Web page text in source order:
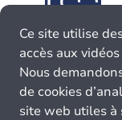
Ce site utilise
accès aux vidéos
Nous
de cookies
site web utiles à